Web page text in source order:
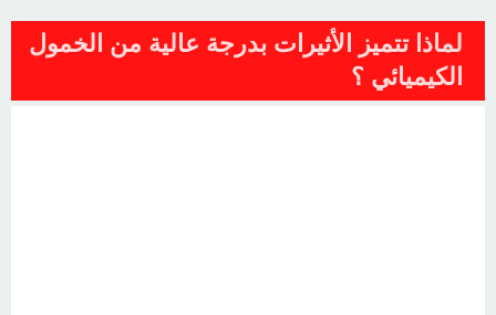
لماذا تتميز الأثيرات بدرجة عالية من الخمول
الكيميائي ؟